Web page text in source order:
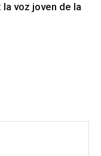
la voz joven de la